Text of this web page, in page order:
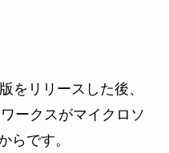
をリリースした後、
ークスがマイクロソ
らです。